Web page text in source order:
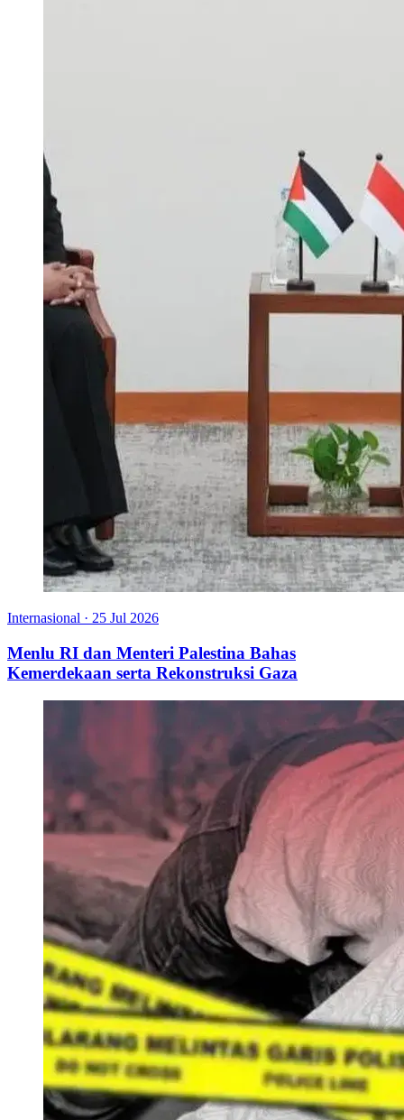
Internasional · 25 Jul 2026
Menlu RI dan Menteri Palestina Bahas
Kemerdekaan serta Rekonstruksi Gaza